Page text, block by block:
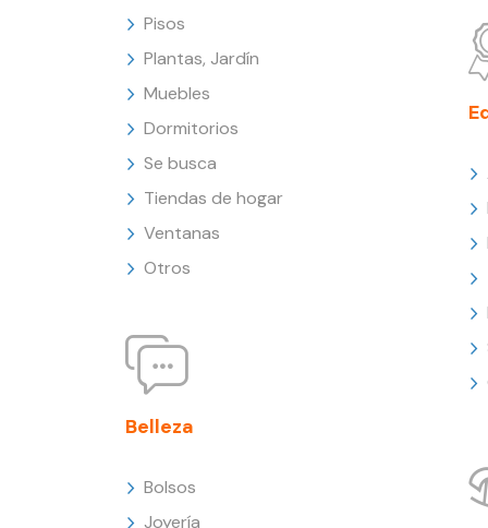
Pisos
Plantas, Jardín
Muebles
Dormitorios
Se busca
Tiendas de hogar
Ventanas
Otros
Belleza
Bolsos
Joyería